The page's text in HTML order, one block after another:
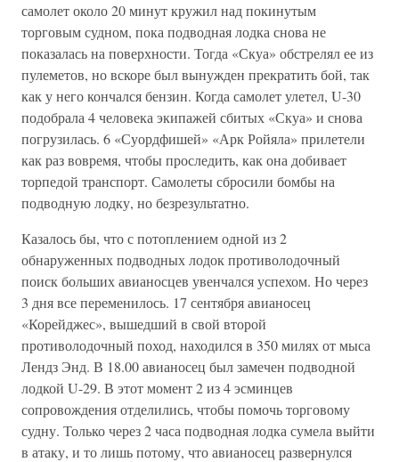
самолет около 20 минут кружил над покинутым
торговым судном, пока подводная лодка снова не
показалась на поверхности. Тогда «Скуа» обстрелял ее из
пулеметов, но вскоре был вынужден прекратить бой, так
как у него кончался бензин. Когда самолет улетел, U-30
подобрала 4 человека экипажей сбитых «Скуа» и снова
погрузилась. 6 «Суордфишей» «Арк Ройяла» прилетели
как раз вовремя, чтобы проследить, как она добивает
торпедой транспорт. Самолеты сбросили бомбы на
подводную лодку, но безрезультатно.
Казалось бы, что с потоплением одной из 2
обнаруженных подводных лодок противолодочный
поиск больших авианосцев увенчался успехом. Но через
3 дня все переменилось. 17 сентября авианосец
«Корейджес», вышедший в свой второй
противолодочный поход, находился в 350 милях от мыса
Лендз Энд. В 18.00 авианосец был замечен подводной
лодкой U-29. В этот момент 2 из 4 эсминцев
сопровождения отделились, чтобы помочь торговому
судну. Только через 2 часа подводная лодка сумела выйти
в атаку, и то лишь потому, что авианосец развернулся